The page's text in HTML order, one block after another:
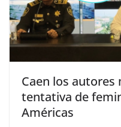
Caen los autores
tentativa de
Américas